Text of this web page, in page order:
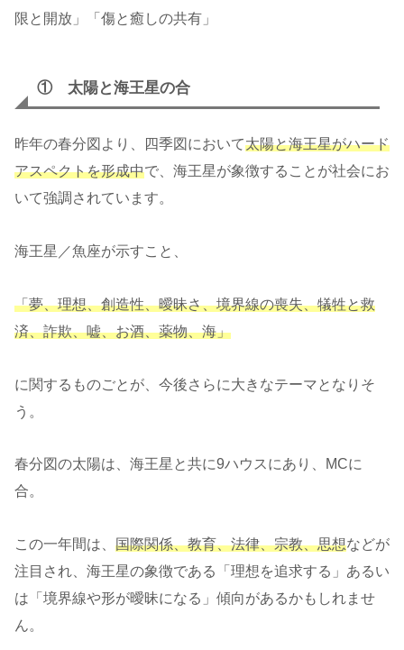
限と開放」「傷と癒しの共有」
① 太陽と海王星の合
昨年の春分図より、四季図において太陽と海王星がハード
アスペクトを形成中で、海王星が象徴することが社会にお
いて強調されています。
海王星／魚座が示すこと、
「夢、理想、創造性、曖昧さ、境界線の喪失、犠牲と救
済、詐欺、嘘、お酒、薬物、海」
に関するものごとが、今後さらに大きなテーマとなりそ
う。
春分図の太陽は、海王星と共に9ハウスにあり、MCに
合。
この一年間は、 国際関係、教育、法律、宗教、思想などが
注目され、海王星の象徴である「理想を追求する」あるい
は「境界線や形が曖昧になる」傾向があるかもしれませ
ん。